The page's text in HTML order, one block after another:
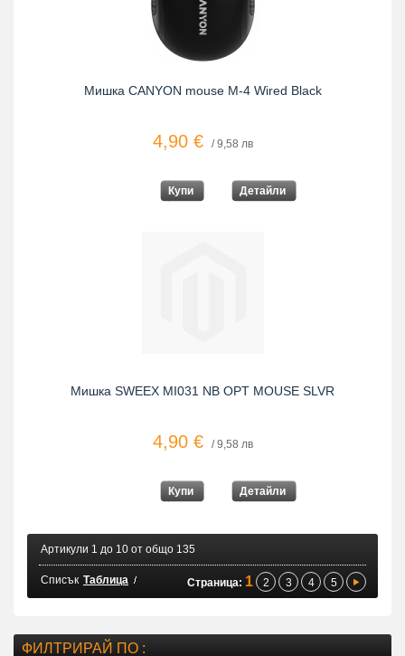
Мишка CANYON mouse M-4 Wired Black
4,90 € / 9,58 лв
Купи Детайли
Мишка SWEEX MI031 NB OPT MOUSE SLVR
4,90 € / 9,58 лв
Купи Детайли
Артикули 1 до 10 от общо 135
Списък Таблица Страница: 1 2 3 4 5
ФИЛТРИРАЙ ПО :